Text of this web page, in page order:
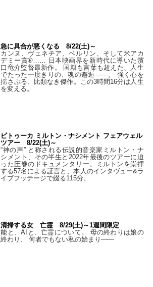
急に具合が悪くなる 8/22(土)～
カンヌ、ヴェネチア、ベルリン、そして米アカ
デミー賞®…… 日本映画界を新時代に導いた濱
口竜介監督最新作。 国籍も言葉も超えた、人生
でたった一度きりの、魂の邂逅――。 強く心を
揺さぶる、比類なき傑作。この3時間16分は人生
を変える。
ビトゥーカ ミルトン・ナシメント フェアウェル
ツアー 8/22(土)～
“神の声” と称される伝説的音楽家ミルトン・ナ
シメント、その半生と2022年最後のツアーに迫
った圧巻のドキュメンタリー。ミルトンを崇拝
する57名による証言と、本人のインタヴュー&ラ
イブフッテージで綴る115分。
清掃する女 亡霊 8/29(土)～1週間限定
能と、AIと、亡霊について。 母の終わりは娘の
終わり、 何者でもない私の始まり――